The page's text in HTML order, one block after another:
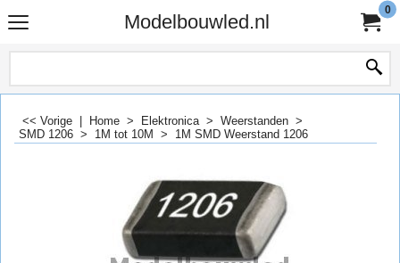
Modelbouwled.nl
0
<< Vorige Home > Elektronica> Weerstanden >
SMD 1206 > 1M tot 10M > 1M SMD Weerstand 1206